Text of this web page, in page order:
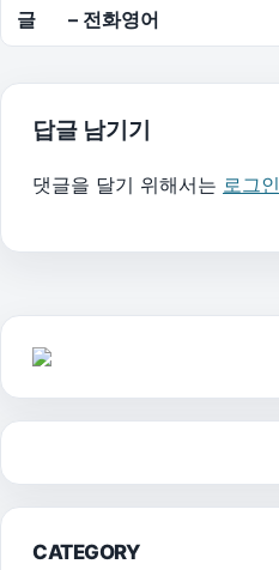
글
– 전화영어
답글 남기기
댓글을 달기 위해서는 로그인
CATEGORY